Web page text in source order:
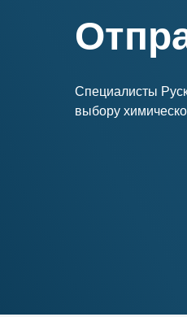
Специалисты
выбору